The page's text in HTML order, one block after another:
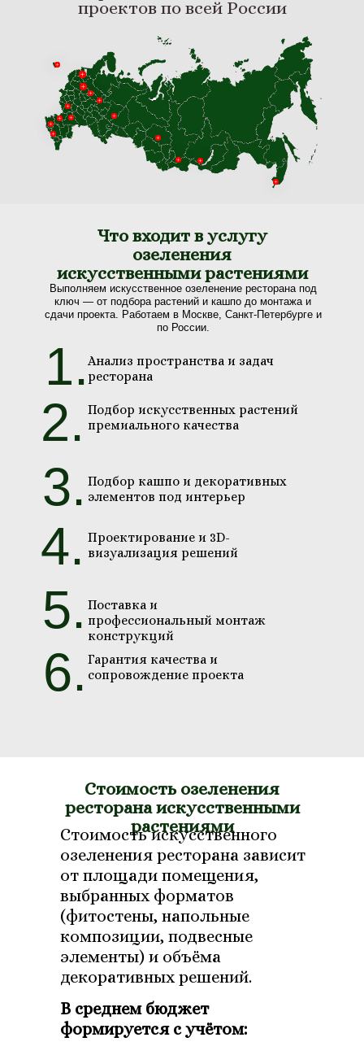
проектов по всей России
Что входит в услугу
озеленения
искусственными растениями
Гарантия качества и
сопровождение проекта
Поставка и
профессиональный монтаж
конструкций
Выполняем искусственное озеленение ресторана под
ключ — от подбора растений и кашпо до монтажа и
сдачи проекта. Работаем в Москве, Санкт-Петербурге и
по России.
Проектирование и 3D-
визуализация решений
Подбор кашпо и декоративных
элементов под интерьер
Подбор искусственных растений
премиального качества
6.
5.
4.
3.
2.
1.Анализ пространства и задач
ресторана
Стоимость озеленения
ресторана искусственными
растениями
Стоимость искусственного
озеленения ресторана зависит
от площади помещения,
выбранных форматов
(фитостены, напольные
композиции, подвесные
элементы) и объёма
декоративных решений.
В среднем бюджет
формируется с учётом: